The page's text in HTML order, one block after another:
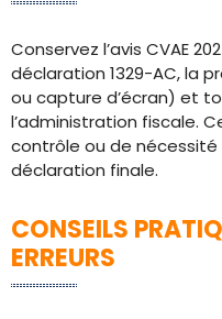
Conservez l’avis CVAE
déclaration 1329-AC, la
ou capture d’écran) et
l’administration fiscale.
contrôle ou de nécessité
déclaration finale.
CONSEILS
ERREURS